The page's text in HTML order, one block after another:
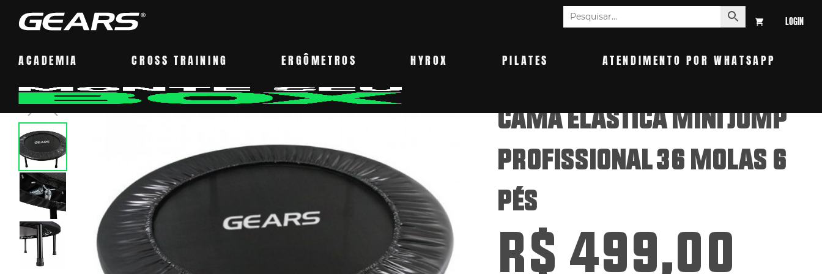
LOGIN
ACADEMIA CROSS TRAINING ERGÔMETROS HYROX PILATES ATENDIMENTO POR WHATSAPP
CAMA ELÁSTICA MINI JUMP
PROFISSIONAL 36 MOLAS 6
PÉS
R$ 499,00